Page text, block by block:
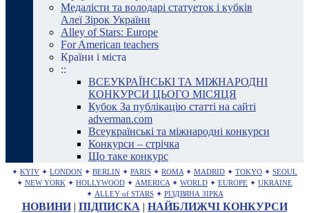
Медалісти та володарі статуеток і кубків
Алеї Зірок України
Alley of Stars: Europe
For American teachers
Країни і міста
::
ВСЕУКРАЇНСЬКІ ТА МІЖНАРОДНІ
КОНКУРСИ ЦЬОГО МІСЯЦЯ
Кубок За публікацію статті на сайті
adverman.com
Всеукраїнські та міжнародні конкурси
Конкурси – стрічка
Що таке конкурс
✦ KYIV ✦ LONDON ✦ BERLIN ✦ PARIS ✦ ROMA ✦ MADRID ✦ TOKYO ✦ SEOUL
✦ NEW YORK ✦ HOLLYWOOD ✦ AMERICA ✦ WORLD ✦ EUROPE ✦ UKRAINE
✦ ALLEY of STARS ✦ РІЗДВЯНА ЗІРКА
НОВИНИ| ПІДПИСКА | НАЙБЛИЖЧІ КОНКУРСИ